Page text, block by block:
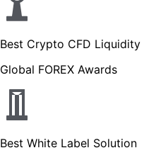
Best Crypto CFD Liquidity
Global FOREX Awards
Best White Label Solution